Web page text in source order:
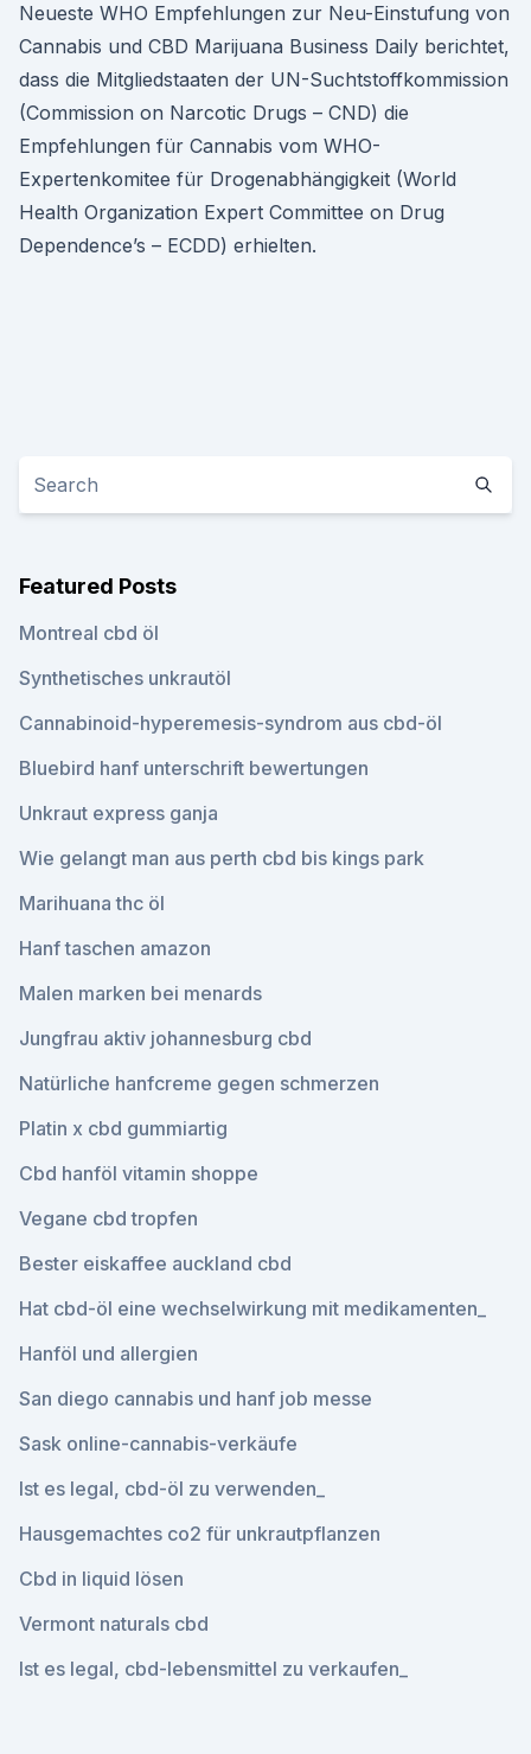
Neueste WHO Empfehlungen zur Neu-Einstufung von
Cannabis und CBD Marijuana Business Daily berichtet,
dass die Mitgliedstaaten der UN-Suchtstoffkommission
(Commission on Narcotic Drugs – CND) die
Empfehlungen für Cannabis vom WHO-
Expertenkomitee für Drogenabhängigkeit (World
Health Organization Expert Committee on Drug
Dependence’s – ECDD) erhielten.
Featured Posts
Montreal cbd öl
Synthetisches unkrautöl
Cannabinoid-hyperemesis-syndrom aus cbd-öl
Bluebird hanf unterschrift bewertungen
Unkraut express ganja
Wie gelangt man aus perth cbd bis kings park
Marihuana thc öl
Hanf taschen amazon
Malen marken bei menards
Jungfrau aktiv johannesburg cbd
Natürliche hanfcreme gegen schmerzen
Platin x cbd gummiartig
Cbd hanföl vitamin shoppe
Vegane cbd tropfen
Bester eiskaffee auckland cbd
Hat cbd-öl eine wechselwirkung mit medikamenten_
Hanföl und allergien
San diego cannabis und hanf job messe
Sask online-cannabis-verkäufe
Ist es legal, cbd-öl zu verwenden_
Hausgemachtes co2 für unkrautpflanzen
Cbd in liquid lösen
Vermont naturals cbd
Ist es legal, cbd-lebensmittel zu verkaufen_